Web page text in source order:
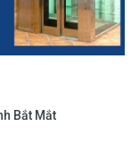
Bắt Mắt